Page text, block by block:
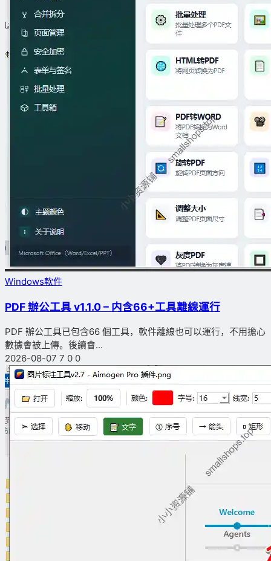
Windows軟件
PDF 辦公工具 v1.1.0 – 内含66+工具離線運行
PDF 辦公工具已包含66 個工具，軟件離線也可以運行，不用擔心
數據會被上傳。後續會...
2026-08-07 7 0 0